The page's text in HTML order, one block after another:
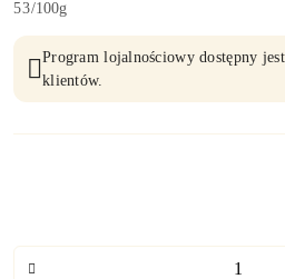
53/100g
Program lojalnościowy dostępny
klientów.